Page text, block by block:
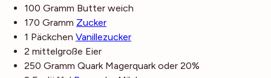
100 Gramm Butter weich
170 Gramm Zucker
1 Päckchen Vanillezucker
2 mittelgroße Eier
250 Gramm Quark Magerquark oder 20%